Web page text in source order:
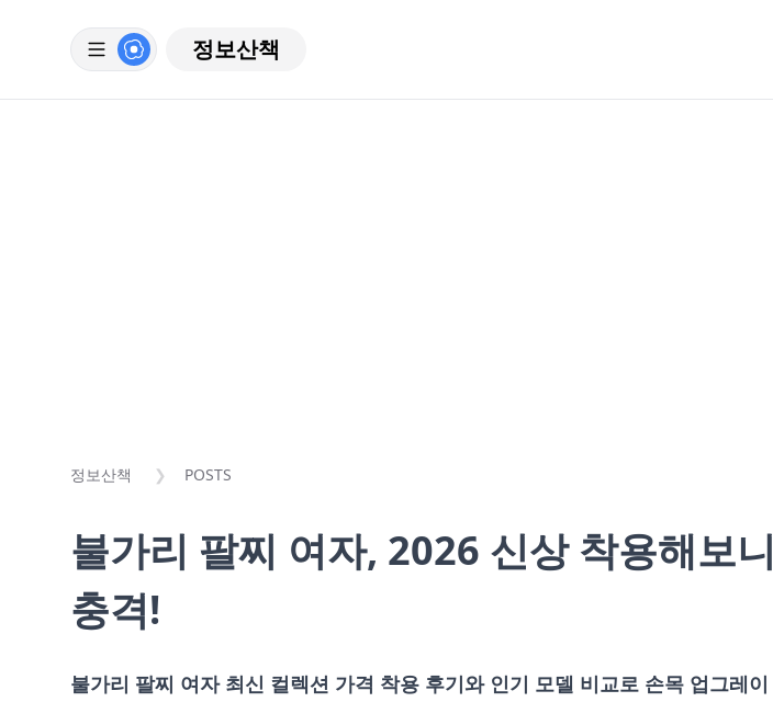
정보산책
정보산책 POSTS
불가리 팔찌 여자, 2026 신상 착용해보니
충격!
불가리 팔찌 여자 최신 컬렉션 가격 착용 후기와 인기 모델 비교로 손목 업그레이